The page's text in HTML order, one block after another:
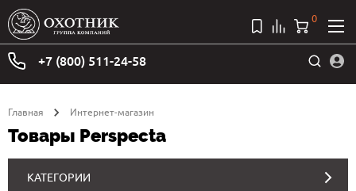
+7 (800) 511-24-58
0
Главная Интернет-магазин
Товары Perspecta
КАТЕГОРИИ